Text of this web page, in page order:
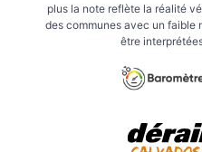
plus la note reflète la réalité
des communes avec un faible
être